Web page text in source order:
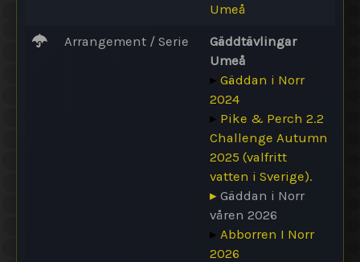
Umeå
Arrangement / Serie
Gäddtävlingar
Umeå
▸ Gäddan i Norr
2024
▸ Pike & Perch 2.2
Challenge Autumn
2025 (valfritt
vatten i Sverige).
▸ Gäddan i Norr
våren 2026
▸ Abborren I Norr
2026